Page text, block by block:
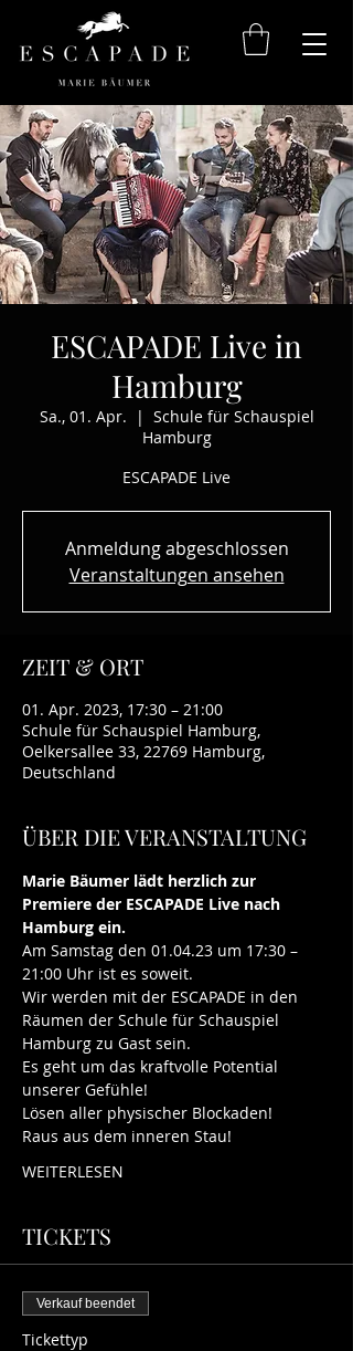
ESCAPADE Live in
Hamburg
Sa., 01. Apr.
  |
Schule für Schauspiel
Hamburg
ESCAPADE Live
Anmeldung abgeschlossen
Veranstaltungen ansehen
ZEIT & ORT
01. Apr. 2023, 17:30 – 21:00
Schule für Schauspiel Hamburg,
Oelkersallee 33, 22769 Hamburg,
Deutschland
ÜBER DIE VERANSTALTUNG
Marie Bäumer lädt herzlich zur
Premiere der ESCAPADE Live nach
Hamburg ein.
Am Samstag den 01.04.23 um 17:30 –
21:00 Uhr ist es soweit.
Wir werden mit der ESCAPADE in den
Räumen der Schule für Schauspiel
Hamburg zu Gast sein.
Es geht um das kraftvolle Potential
unserer Gefühle!
Lösen aller physischer Blockaden!
Raus aus dem inneren Stau!
WEITERLESEN
TICKETS
Verkauf beendet
Tickettyp